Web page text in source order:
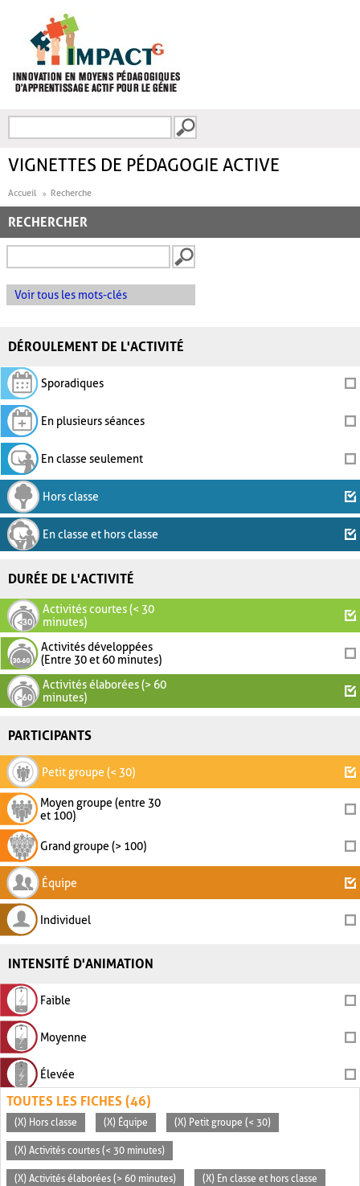
FORMULAIRE DE
VIGNETTES DE PÉDAGOGIE ACTIVE
Accueil Recherche
RECHERCHER
Voir tous les mots-clés
DÉROULEMENT DE L'ACTIVITÉ
Sporadiques
En plusieurs séances
En classe seulement
Hors classe
En classe et hors classe
DURÉE DE L'ACTIVITÉ
Activités courtes (< 30
minutes)
Activités développées
(Entre 30 et 60 minutes)
Activités élaborées (> 60
minutes)
PARTICIPANTS
Petit groupe (< 30)
Moyen groupe (entre 30
et 100)
Grand groupe (> 100)
Équipe
Individuel
INTENSITÉ D'ANIMATION
Faible
Moyenne
Élevée
TOUTES LES FICHES (46)
(X) Hors classe (X) Équipe (X) Petit groupe (< 30)
(X) Activités courtes (< 30 minutes)
(X) Activités élaborées (> 60 minutes) (X) En classe et hors classe